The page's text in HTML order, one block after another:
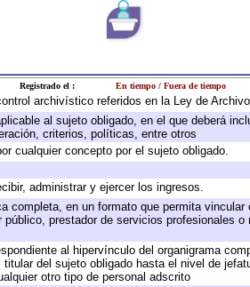
Registrado el : En tiempo / Fuera de tiempo
archivístico referidos en la Ley de
al sujeto obligado, en el que deberá
criterios, políticas, entre otros
cualquier concepto por el sujeto obligado.
administrar y ejercer los ingresos.
completa, en un formato que permita
público, prestador de servicios profesionales
al hipervínculo del organigrama
del sujeto obligado hasta el nivel de
otro tipo de personal adscrito